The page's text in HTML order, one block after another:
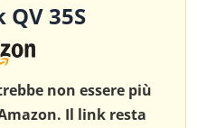
QV 35S
non essere più
Il link resta